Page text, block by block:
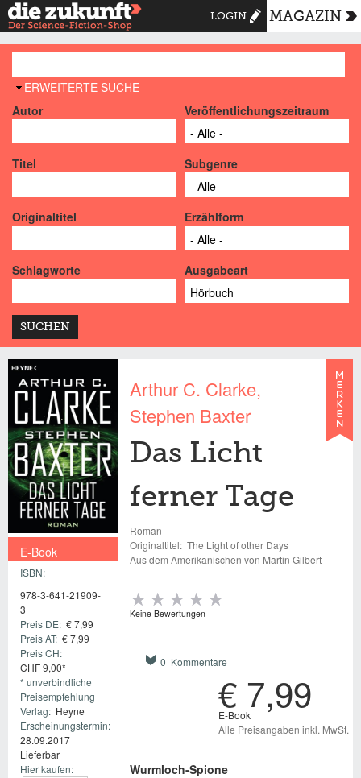
LOGIN MAGAZIN
AUSBLENDEN
ERWEITERTE SUCHE
Autor
Veröffentlichungszeitraum
Titel Subgenre
Originaltitel Erzählform
Schlagworte Ausgabeart
E-Book
ISBN:
978-3-641-21909-
3
Preis DE: € 7,99
Preis AT: € 7,99
Preis CH:
CHF 9,00*
* unverbindliche
Preisempfehlung
Verlag: Heyne
Erscheinungstermin:
28.09.2017
Lieferbar
Hier kaufen:
Arthur C. Clarke
Stephen Baxter
Das Licht
ferner Tage
Roman
Originaltitel: The Light of other Days
Aus dem Amerikanischen von Martin Gilbert
Keine Bewertungen
0 Kommentare
€ 7,99
E-Book
Alle Preisangaben inkl. MwSt.
Wurmloch-Spione